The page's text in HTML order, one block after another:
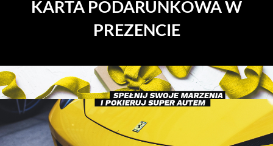
KARTA PODARUNKOWA W
PREZENCIE